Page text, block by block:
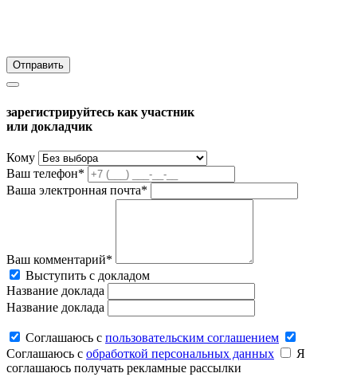
зарегистрируйтесь как участник
или докладчик
Кому
Ваш телефон*
Ваша электронная почта*
Ваш комментарий*
Выступить с докладом
Название доклада
Название доклада
Соглашаюсь c пользовательским соглашением
Соглашаюсь c обработкой персональных данных
Я
соглашаюсь получать рекламные рассылки